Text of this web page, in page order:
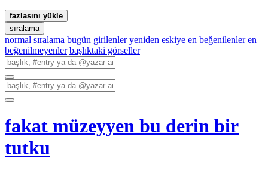
fazlasını yükle
sıralama
normal sıralama bugün girilenler yeniden eskiye en beğenilenler en
beğenilmeyenler başlıktaki görseller
fakat müzeyyen bu derin bir
tutku